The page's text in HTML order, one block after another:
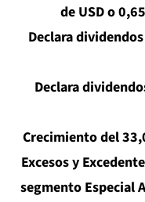
de USD o
Declara
Declara
Crecimiento del
Excesos y
segmento Especial